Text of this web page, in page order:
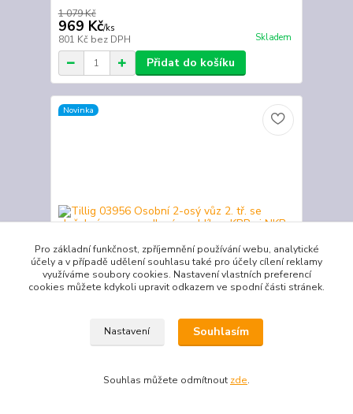
1 079 Kč
969 Kč/ks
801 Kč bez DPH Skladem
Přidat do košíku
Novinka
- 10 %
Tillig 03956 Osobní 2-osý vůz 2. tř. se služebním,
Pro základní funkčnost, zpříjemnění používání webu, analytické
účely a v případě udělení souhlasu také pro účely cílení reklamy
využíváme soubory cookies. Nastavení vlastních preferencí
cookies můžete kdykoli upravit odkazem ve spodní části stránek.
Nastavení Souhlasím
Souhlas můžete odmítnout zde.